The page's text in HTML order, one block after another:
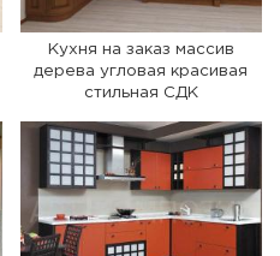
Кухня на заказ массив
дерева угловая красивая
стильная СДК